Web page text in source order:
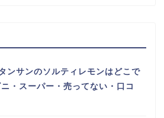
ンサンのソルティレモンはどこで
・スーパー・売ってない・口コ